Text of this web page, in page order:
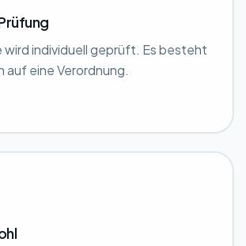
wird individuell geprüft. Es besteht
auf eine Verordnung.